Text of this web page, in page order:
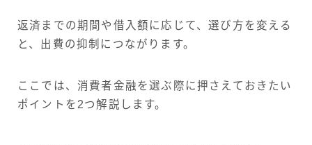
返済までの期間や借入額に応じて、選び方を変える
と、出費の抑制につながります。
ここでは、消費者金融を選ぶ際に押さえておきたい
ポイントを2つ解説します。